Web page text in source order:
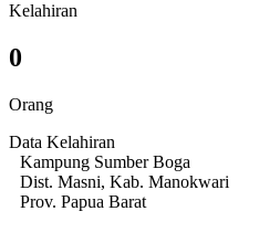
Kelahiran
0
Orang
Data Kelahiran
Kampung Sumber Boga
Dist. Masni, Kab. Manokwari
Prov. Papua Barat